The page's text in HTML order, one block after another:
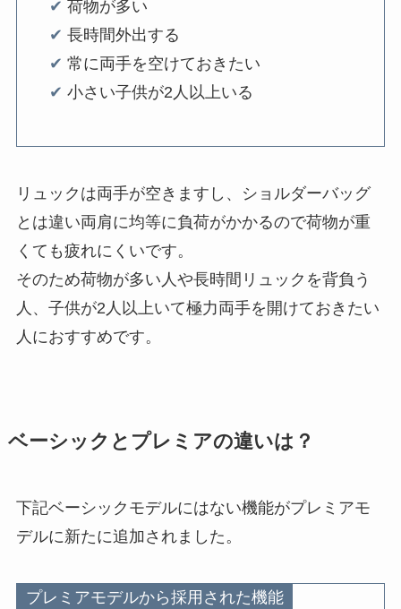
✔︎ 荷物が多い
✔︎ 長時間外出する
✔︎ 常に両手を空けておきたい
✔︎ 小さい子供が2人以上いる
リュックは両手が空きますし、ショルダーバッグ
とは違い両肩に均等に負荷がかかるので荷物が重
くても疲れにくいです。
そのため荷物が多い人や長時間リュックを背負う
人、子供が2人以上いて極力両手を開けておきたい
人におすすめです。
ベーシックとプレミアの違いは？
下記ベーシックモデルにはない機能がプレミアモ
デルに新たに追加されました。
プレミアモデルから採用された機能